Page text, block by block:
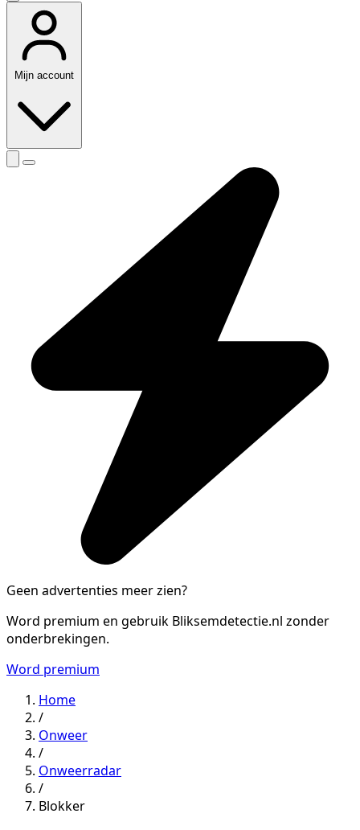
Mijn account
Geen advertenties meer zien?
Word premium en gebruik Bliksemdetectie.nl zonder
onderbrekingen.
Word premium
Home
/
Onweer
/
Onweerradar
/
Blokker